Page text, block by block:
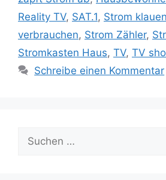
Reality TV, SAT.1, Strom klauen
verbrauchen, Strom Zähler,
Stromkasten Haus, TV, TV
Schreibe einen Kommentar
Suche
nach: